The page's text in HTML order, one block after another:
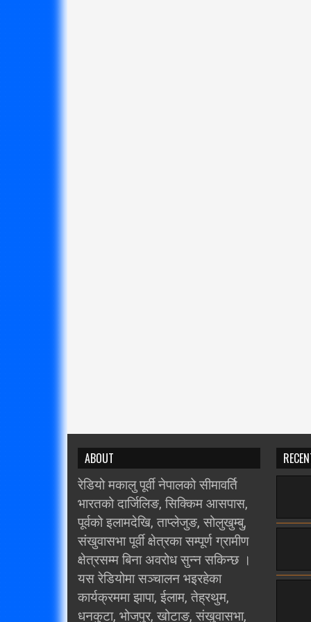
ABOUT
रेडियो मकालु पूर्वी नेपालको सीमावर्ति
भारतको दार्जिलिङ, सिक्किम आसपास,
पूर्वको इलामदेखि, ताप्लेजुङ, सोलुखुम्बु,
संखुवासभा पूर्वी क्षेत्रका सम्पूर्ण ग्रामीण
क्षेत्रसम्म बिना अवरोध सुन्न सकिन्छ ।
यस रेडियोमा सञ्चालन भइरहेका
कार्यक्रममा झापा, ईलाम, तेह्रथुम,
धनकुटा, भोजपुर, खोटाङ, संखुवासभा,